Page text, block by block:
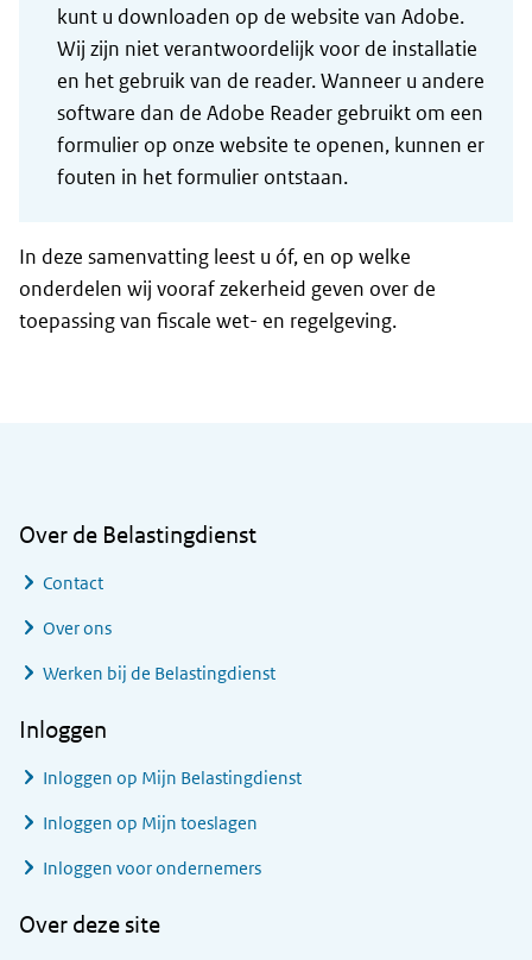
kunt u downloaden op de website van Adobe.
Wij zijn niet verantwoordelijk voor de installatie
en het gebruik van de reader. Wanneer u andere
software dan de Adobe Reader gebruikt om een
formulier op onze website te openen, kunnen er
fouten in het formulier ontstaan.
In deze samenvatting leest u óf, en op welke
onderdelen wij vooraf zekerheid geven over de
toepassing van fiscale wet- en regelgeving.
Over de Belastingdienst
Contact
Over ons
Werken bij de Belastingdienst
Inloggen
Inloggen op Mijn Belastingdienst
Inloggen op Mijn toeslagen
Inloggen voor ondernemers
Over deze site